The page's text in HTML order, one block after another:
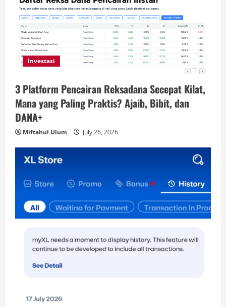
Investasi
3 Platform Pencairan Reksadana Secepat Kilat,
Mana yang Paling Praktis? Ajaib, Bibit, dan
DANA+
Miftahul Ulum July 26, 2026